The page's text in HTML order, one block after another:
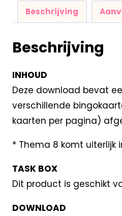
Beschrijving
Beschrijving
INHOUD
Deze download bevat
verschillende
kaarten per pagina)
* Thema 8 komt uiterlijk
TASK BOX
Dit product is geschikt
DOWNLOAD